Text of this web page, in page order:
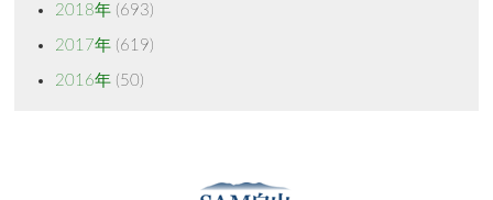
2018年(693)
2017年(619)
2016年(50)